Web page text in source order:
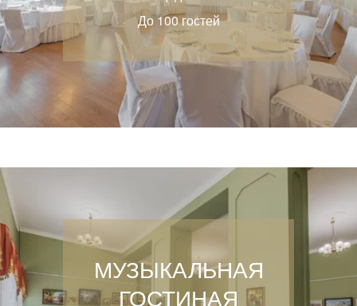
До 100 гостей
МУЗЫКАЛЬНАЯ
ГОСТИНАЯ